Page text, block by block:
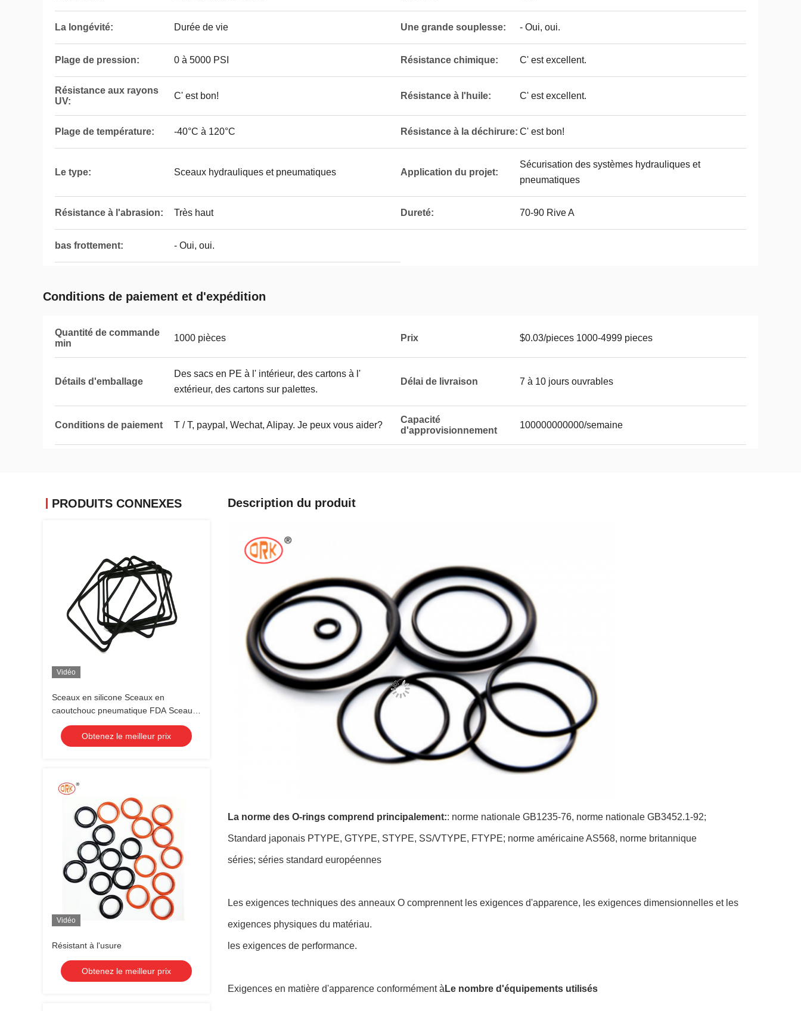
La longévité: Durée de vie Une grande souplesse: - Oui, oui.
Plage de pression: 0 à 5000 PSI Résistance chimique: C' est excellent.
Résistance aux rayons
UV:
C' est bon! Résistance à l'huile: C' est excellent.
Plage de température: -40°C à 120°C Résistance à la déchirure: C' est bon!
Le type: Sceaux hydrauliques et pneumatiques Application du projet:
Sécurisation des systèmes hydrauliques et
pneumatiques
Résistance à l'abrasion: Très haut Dureté: 70-90 Rive A
bas frottement: - Oui, oui.
Conditions de paiement et d'expédition
Quantité de commande
min
1000 pièces Prix $0.03/pieces 1000-4999 pieces
Détails d'emballage
Des sacs en PE à l' intérieur, des cartons à l'
extérieur, des cartons sur palettes.
Délai de livraison 7 à 10 jours ouvrables
Conditions de paiement T / T, paypal, Wechat, Alipay. Je peux vous aider?
Capacité
d'approvisionnement
100000000000/semaine
PRODUITS CONNEXES
Vidéo
Sceaux en silicone Sceaux en
caoutchouc pneumatique FDA Sceaux
en piston pneumatique moulé sur
mesure
Obtenez le meilleur prix
Vidéo
Résistant à l'usure
Obtenez le meilleur prix
Description du produit
La norme des O-rings comprend principalement:: norme nationale GB1235-76, norme nationale GB3452.1-92;
Standard japonais PTYPE, GTYPE, STYPE, SS/VTYPE, FTYPE; norme américaine AS568, norme britannique
séries; séries standard européennes
Les exigences techniques des anneaux O comprennent les exigences d'apparence, les exigences dimensionnelles et les
exigences physiques du matériau.
les exigences de performance.
Exigences en matière d'apparence conformément à Le nombre d'équipements utilisés